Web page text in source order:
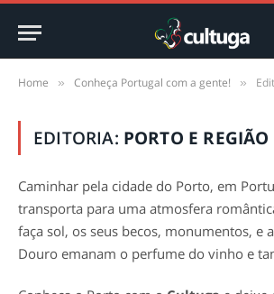
Home » Conheça Portugal com a gente! »
EDITORIA: PORTO E REGIÃO
Caminhar pela cidade do Porto, em
transporta para uma atmosfera
faça sol, os seus becos, monumentos, e
Douro emanam o perfume do vinho e